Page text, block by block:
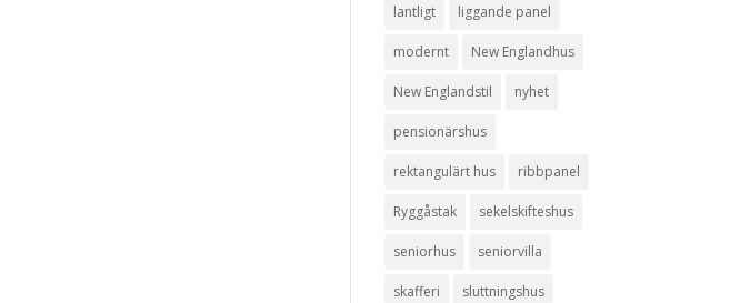
lantligt liggande panel
modernt New Englandhus
New Englandstil nyhet
pensionärshus
rektangulärt hus ribbpanel
Ryggåstak sekelskifteshus
seniorhus seniorvilla
skafferi sluttningshus